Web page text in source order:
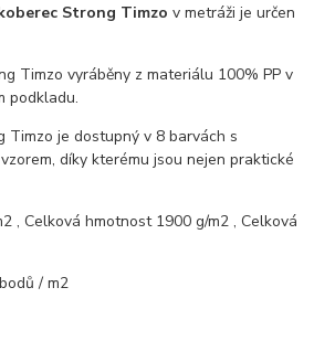
Strong Timzo v metráži je určen
Timzo vyráběny z materiálu 100% PP v
podkladu.
Timzo je dostupný v 8 barvách s
díky kterému jsou nejen praktické
, Celková hmotnost 1900 g/m2 , Celková
/ m2